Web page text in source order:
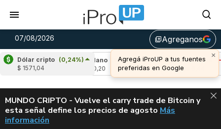
07/08/2026 library_addAgreganos
×
Agregá iProUP a tus fuentes
preferidas en Google
Dólar cripto (0,24%)
$ 1571,04
Cardano
(6,06%)
Avalanche (-
u$s 6,44
ALERTA
MUNDO CRIPTO - Vuelve el carry trade de Bitcoin y
esta señal define los precios de agosto VUELVE EL
Más
información